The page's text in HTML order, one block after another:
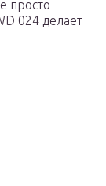
просто
024 делает